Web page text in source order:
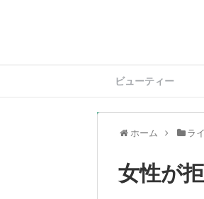
ビューティー
ホーム ラ
女性が